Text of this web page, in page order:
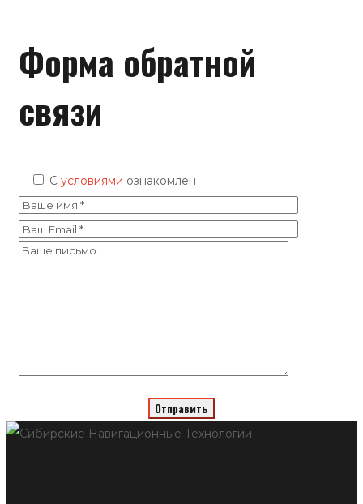
Форма обратной
связи
C условиями ознакомлен